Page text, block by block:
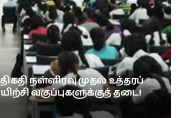
நள்ளிரவு முதல் உத்தரப்
வகுப்புகளுக்குத் தடை!